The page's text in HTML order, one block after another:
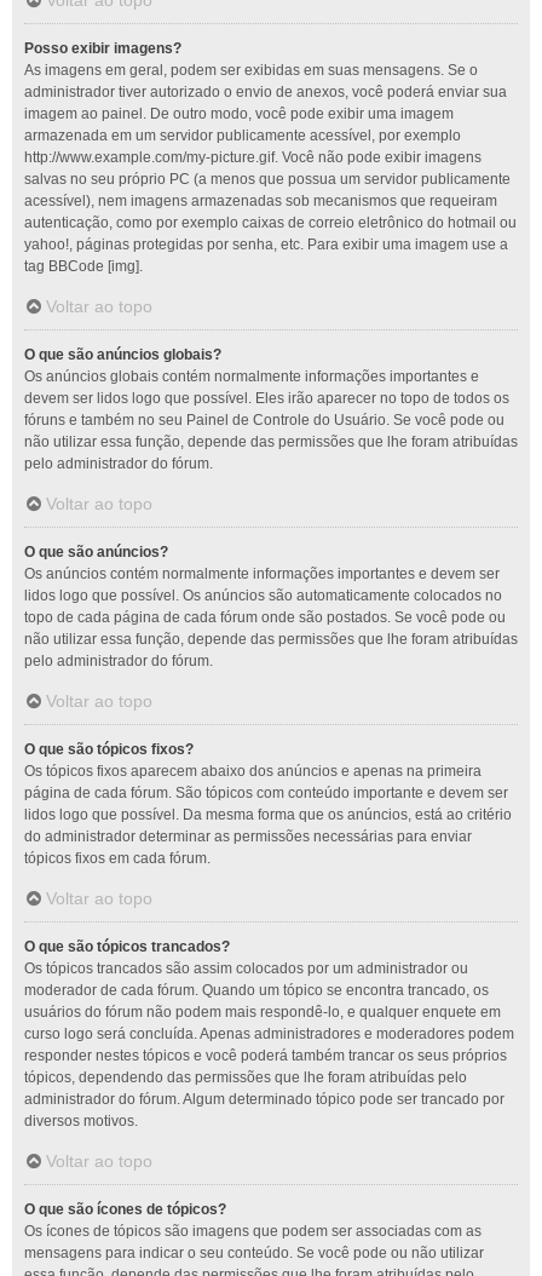
Posso exibir imagens?
As imagens em geral, podem ser exibidas em suas mensagens. Se o
administrador tiver autorizado o envio de anexos, você poderá enviar sua
imagem ao painel. De outro modo, você pode exibir uma imagem
armazenada em um servidor publicamente acessível, por exemplo
http://www.example.com/my-picture.gif. Você não pode exibir imagens
salvas no seu próprio PC (a menos que possua um servidor publicamente
acessível), nem imagens armazenadas sob mecanismos que requeiram
autenticação, como por exemplo caixas de correio eletrônico do hotmail ou
yahoo!, páginas protegidas por senha, etc. Para exibir uma imagem use a
tag BBCode [img].
Voltar ao topo
O que são anúncios globais?
Os anúncios globais contém normalmente informações importantes e
devem ser lidos logo que possível. Eles irão aparecer no topo de todos os
fóruns e também no seu Painel de Controle do Usuário. Se você pode ou
não utilizar essa função, depende das permissões que lhe foram atribuídas
pelo administrador do fórum.
Voltar ao topo
O que são anúncios?
Os anúncios contém normalmente informações importantes e devem ser
lidos logo que possível. Os anúncios são automaticamente colocados no
topo de cada página de cada fórum onde são postados. Se você pode ou
não utilizar essa função, depende das permissões que lhe foram atribuídas
pelo administrador do fórum.
Voltar ao topo
O que são tópicos fixos?
Os tópicos fixos aparecem abaixo dos anúncios e apenas na primeira
página de cada fórum. São tópicos com conteúdo importante e devem ser
lidos logo que possível. Da mesma forma que os anúncios, está ao critério
do administrador determinar as permissões necessárias para enviar
tópicos fixos em cada fórum.
Voltar ao topo
O que são tópicos trancados?
Os tópicos trancados são assim colocados por um administrador ou
moderador de cada fórum. Quando um tópico se encontra trancado, os
usuários do fórum não podem mais respondê-lo, e qualquer enquete em
curso logo será concluída. Apenas administradores e moderadores podem
responder nestes tópicos e você poderá também trancar os seus próprios
tópicos, dependendo das permissões que lhe foram atribuídas pelo
administrador do fórum. Algum determinado tópico pode ser trancado por
diversos motivos.
Voltar ao topo
O que são ícones de tópicos?
Os ícones de tópicos são imagens que podem ser associadas com as
mensagens para indicar o seu conteúdo. Se você pode ou não utilizar